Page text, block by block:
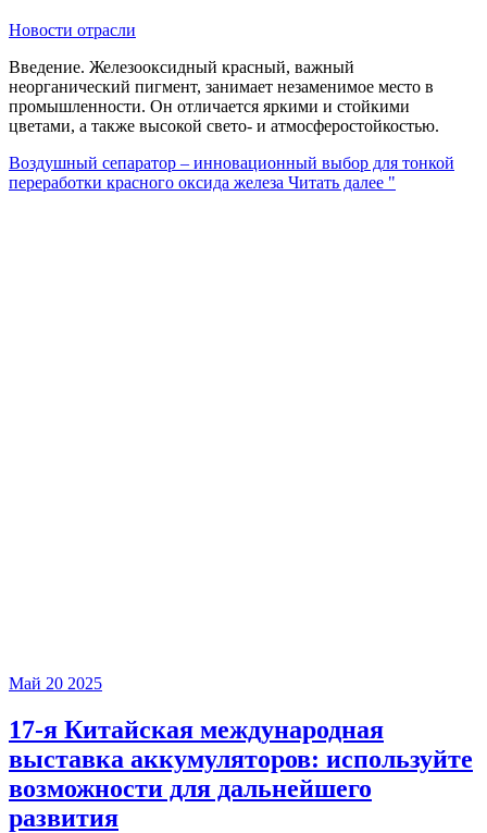
Новости отрасли
Введение. Железооксидный красный, важный
неорганический пигмент, занимает незаменимое место в
промышленности. Он отличается яркими и стойкими
цветами, а также высокой свето- и атмосферостойкостью.
Воздушный сепаратор – инновационный выбор для тонкой
переработки красного оксида железа Читать далее "
Май 20 2025
17-я Китайская международная
выставка аккумуляторов: используйте
возможности для дальнейшего
развития